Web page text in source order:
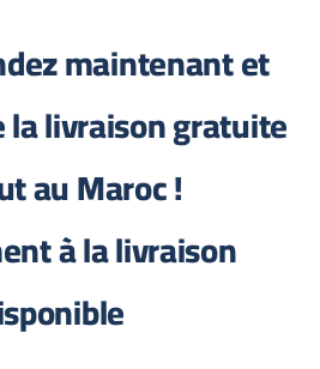
maintenant et
la livraison gratuite
au Maroc !
à la livraison